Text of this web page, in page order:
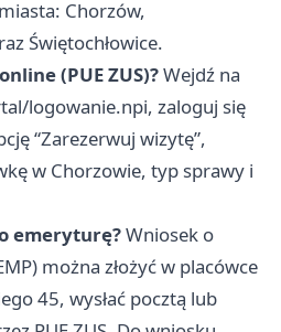
Chorzów,
Świętochłowice.
(PUE ZUS)?Wejdź na
logowanie.npi, zaloguj się
“Zarezerwuj wizytę”,
w Chorzowie, typ sprawy i
emeryturę?Wniosek o
można złożyć w placówce
45, wysłać pocztą lub